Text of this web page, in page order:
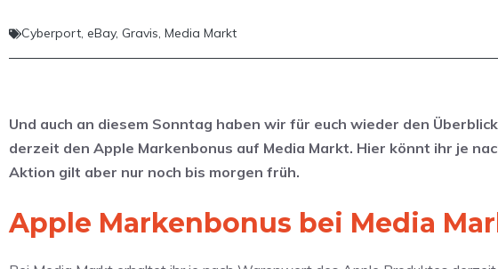
Cyberport, eBay, Gravis, Media Markt
Und auch an diesem Sonntag haben wir für euch wieder den
derzeit den Apple Markenbonus auf Media Markt. Hier könnt ihr je
Aktion gilt aber nur noch bis morgen früh.
Apple Markenbonus bei Media